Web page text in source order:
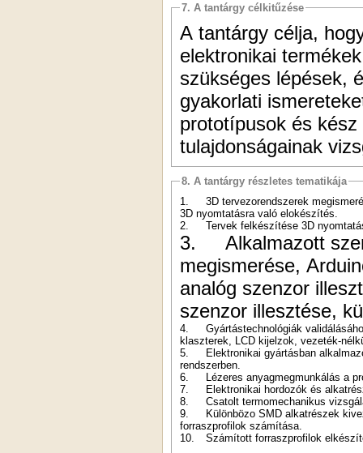
7. A tantárgy célkitűzése
A tantárgy célja,
elektronikai
szükséges lépések,
gyakorlati
prototípusok és
tulajdonságainak
8. A tantárgy részletes tematikája
1.
3D tervezorendszerek
3D nyomtatásra való elokészítés.
2.
Tervek felkészítése 3D
3.
Alkalmazott
megismerése,
analóg szenzor
szenzor illesztése,
4.
Gyártástechnológiák
klaszterek, LCD kijelzok, vezeték-
5.
Elektronikai gyártásban
rendszerben.
6.
Lézeres anyagmegmunkálás a
7.
Elektronikai hordozók és
8.
Csatolt termomechanikus
9.
Különbözo SMD alkatrészek
forraszprofilok számítása.
10.
Számított forraszprofilok